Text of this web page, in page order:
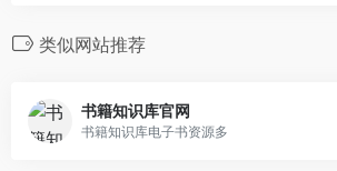
类似网站推荐
书籍知识库官网
书籍知识库电子书资源多